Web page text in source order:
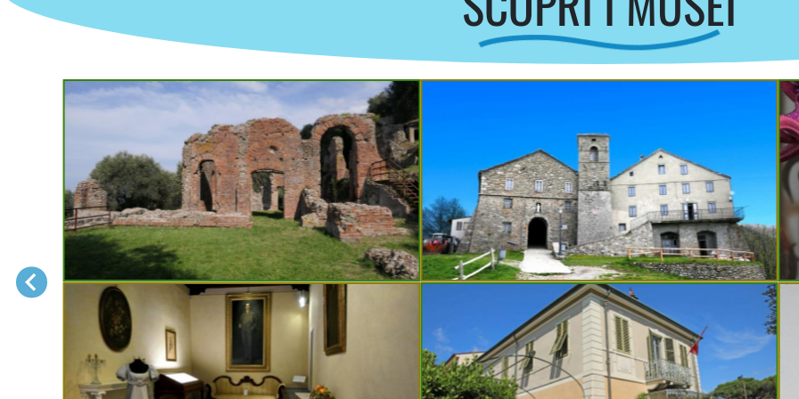
Museo e area archeologica
Massaciuccoli Romana
Massarosa
Museo Etnografico Provinciale
Don Luigi Pellegrini
San Pellegrino in Alpe
Puccini Museum - Casa natale Villa Museo Puccini